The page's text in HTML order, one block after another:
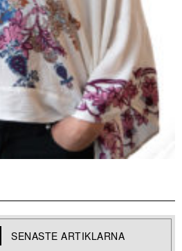
SENASTE ARTIKLARNA